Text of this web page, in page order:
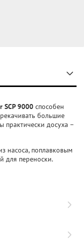
SСP 9000 способен
большие
досуха –
насоса, поплавковым
для переноски.